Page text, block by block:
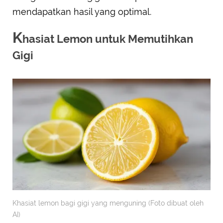
mendapatkan hasil yang optimal.
Khasiat Lemon untuk Memutihkan
Gigi
Khasiat lemon bagi gigi yang menguning (Foto dibuat oleh
AI)